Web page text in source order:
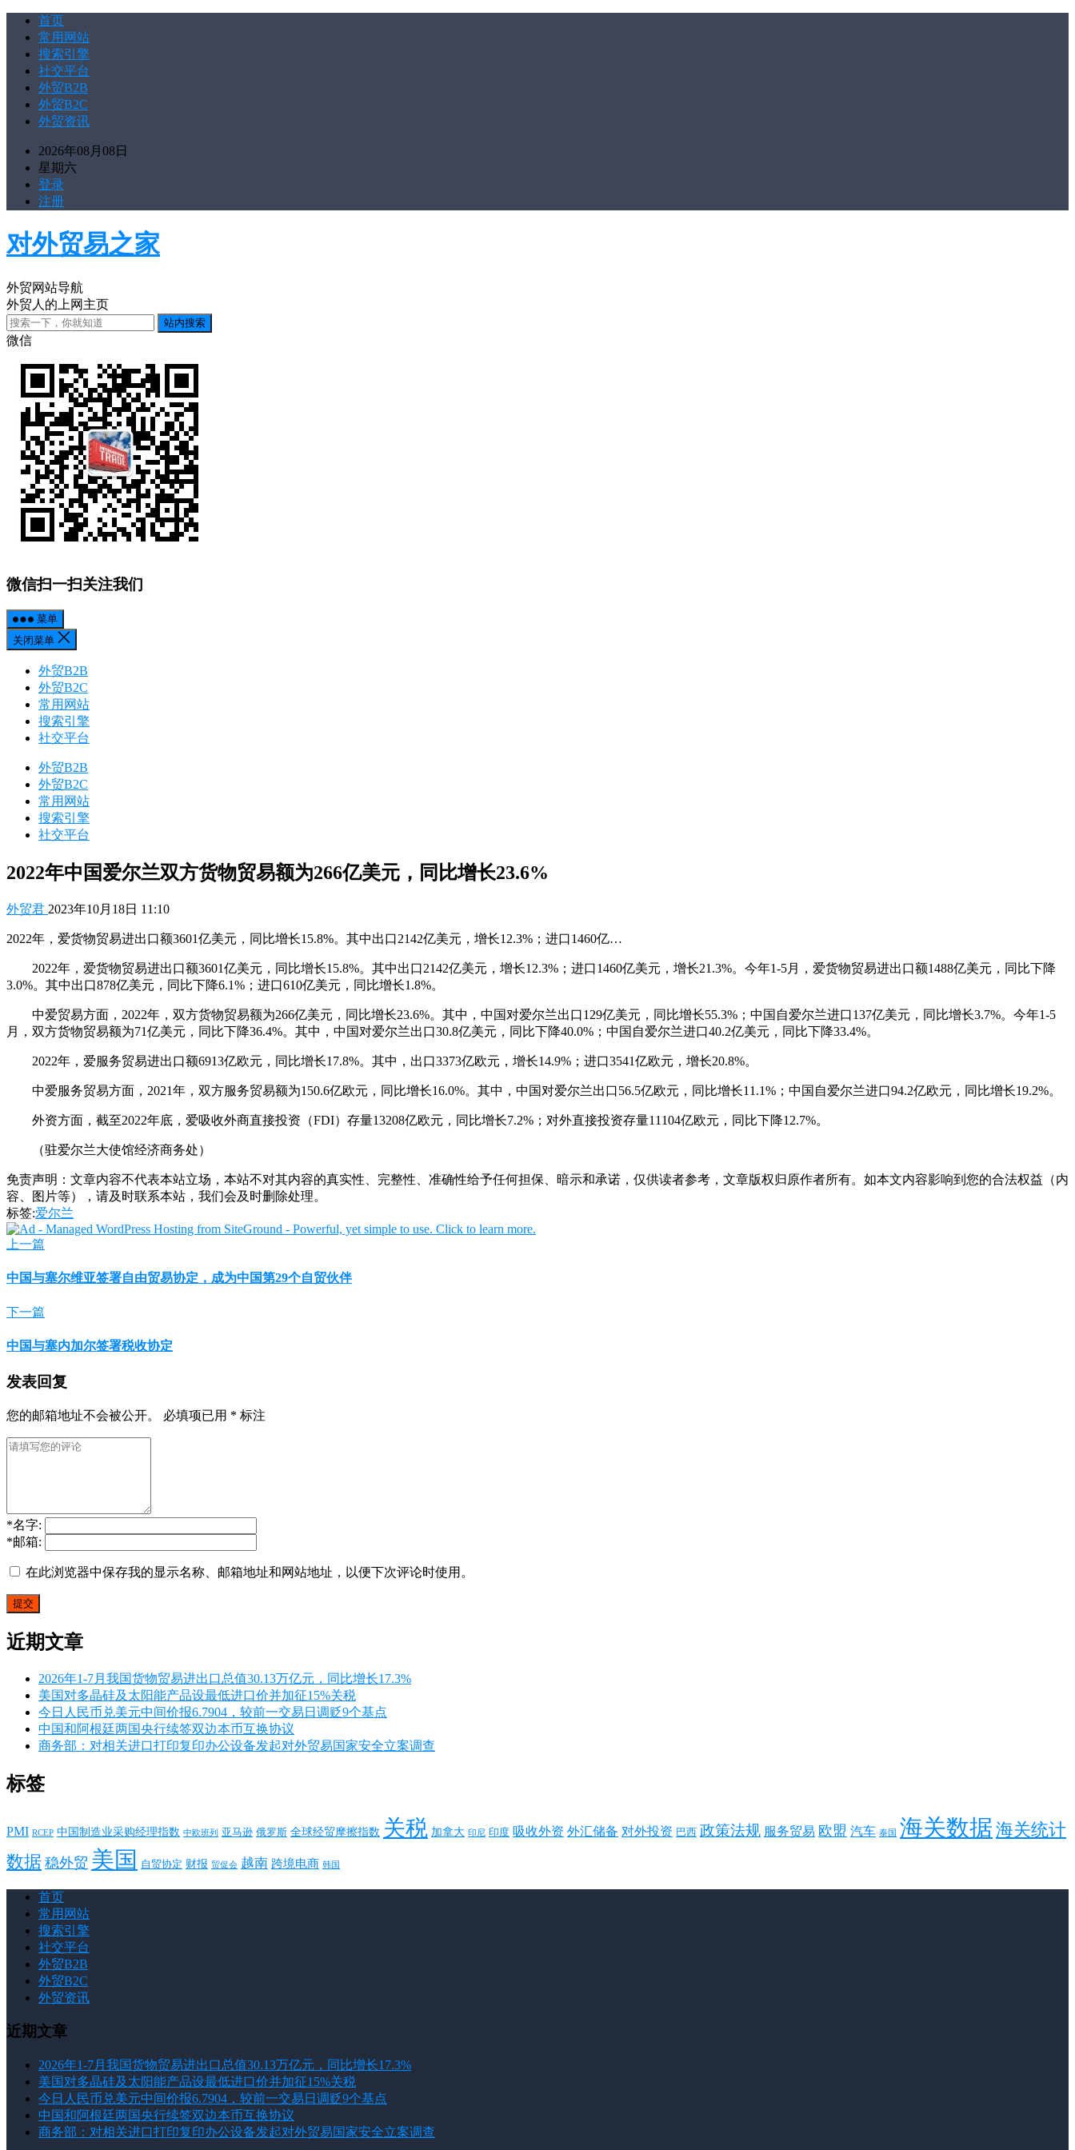
首页
常用网站
搜索引擎
社交平台
外贸B2B
外贸B2C
外贸资讯
2026年08月08日
星期六
登录
注册
对外贸易之家
外贸网站导航
外贸人的上网主页
微信
微信扫一扫关注我们
菜单
关闭菜单
外贸B2B
外贸B2C
常用网站
搜索引擎
社交平台
外贸B2B
外贸B2C
常用网站
搜索引擎
社交平台
2022年中国爱尔兰双方货物贸易额为266亿美元，同比增长23.6%
外贸君 2023年10月18日 11:10
2022年，爱货物贸易进出口额3601亿美元，同比增长15.8%。其中出口2142亿美元，增长12.3%；进口1460亿…
2022年，爱货物贸易进出口额3601亿美元，同比增长15.8%。其中出口2142亿美元，增长12.3%；进口1460亿美元，增长21.3%。今年1-5月，爱货物贸易进出口额1488亿美元，同比下降
3.0%。其中出口878亿美元，同比下降6.1%；进口610亿美元，同比增长1.8%。
中爱贸易方面，2022年，双方货物贸易额为266亿美元，同比增长23.6%。其中，中国对爱尔兰出口129亿美元，同比增长55.3%；中国自爱尔兰进口137亿美元，同比增长3.7%。今年1-5
月，双方货物贸易额为71亿美元，同比下降36.4%。其中，中国对爱尔兰出口30.8亿美元，同比下降40.0%；中国自爱尔兰进口40.2亿美元，同比下降33.4%。
2022年，爱服务贸易进出口额6913亿欧元，同比增长17.8%。其中，出口3373亿欧元，增长14.9%；进口3541亿欧元，增长20.8%。
中爱服务贸易方面，2021年，双方服务贸易额为150.6亿欧元，同比增长16.0%。其中，中国对爱尔兰出口56.5亿欧元，同比增长11.1%；中国自爱尔兰进口94.2亿欧元，同比增长19.2%。
外资方面，截至2022年底，爱吸收外商直接投资（FDI）存量13208亿欧元，同比增长7.2%；对外直接投资存量11104亿欧元，同比下降12.7%。
（驻爱尔兰大使馆经济商务处）
免责声明：文章内容不代表本站立场，本站不对其内容的真实性、完整性、准确性给予任何担保、暗示和承诺，仅供读者参考，文章版权归原作者所有。如本文内容影响到您的合法权益（内
容、图片等），请及时联系本站，我们会及时删除处理。
标签:爱尔兰
上一篇
中国与塞尔维亚签署自由贸易协定，成为中国第29个自贸伙伴
下一篇
中国与塞内加尔签署税收协定
发表回复
您的邮箱地址不会被公开。 必填项已用 * 标注
*名字:
*邮箱:
在此浏览器中保存我的显示名称、邮箱地址和网站地址，以便下次评论时使用。
近期文章
2026年1-7月我国货物贸易进出口总值30.13万亿元，同比增长17.3%
美国对多晶硅及太阳能产品设最低进口价并加征15%关税
今日人民币兑美元中间价报6.7904，较前一交易日调贬9个基点
中国和阿根廷两国央行续签双边本币互换协议
商务部：对相关进口打印复印办公设备发起对外贸易国家安全立案调查
标签
PMI RCEP 中国制造业采购经理指数 中欧班列 亚马逊 俄罗斯 全球经贸摩擦指数 关税 加拿大 印尼 印度 吸收外资 外汇储备 对外投资 巴西 政策法规 服务贸易 欧盟 汽车 泰国 海关数据 海关统计
数据 稳外贸 美国 自贸协定 财报 贸促会 越南 跨境电商 韩国
首页
常用网站
搜索引擎
社交平台
外贸B2B
外贸B2C
外贸资讯
近期文章
2026年1-7月我国货物贸易进出口总值30.13万亿元，同比增长17.3%
美国对多晶硅及太阳能产品设最低进口价并加征15%关税
今日人民币兑美元中间价报6.7904，较前一交易日调贬9个基点
中国和阿根廷两国央行续签双边本币互换协议
商务部：对相关进口打印复印办公设备发起对外贸易国家安全立案调查